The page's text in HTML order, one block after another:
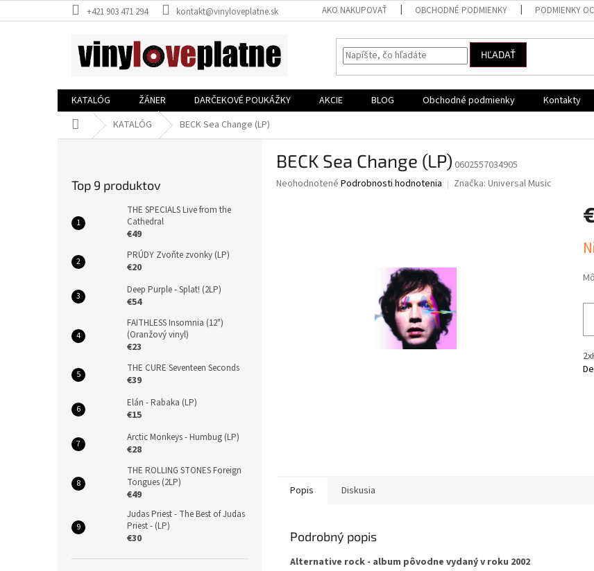
na
+421 903 471 294 kontakt@vinyloveplatne.sk AKO NAKUPOVAŤ OBCHODNÉ PODMIENKY PODMIENKY
HĽADAŤ
KATALÓG ŽÁNER DARČEKOVÉ POUKÁŽKY AKCIE BLOG Obchodné podmienky Kontakty
DomovKATALÓG BECK Sea Change (LP)
Top 9 produktov
THE SPECIALS Live from the
Cathedral
€49
PRÚDY Zvoňte zvonky (LP)
€20
Deep Purple - Splat! (2LP)
€54
FAITHLESS Insomnia (12")
(Oranžový vinyl)
€23
THE CURE Seventeen Seconds
€39
Elán - Rabaka (LP)
€15
Arctic Monkeys - Humbug (LP)
€28
THE ROLLING STONES Foreign
Tongues (2LP)
€49
Judas Priest - The Best of Judas
Priest - (LP)
€30
BECK Sea Change (LP) 0602557034905
Priemerné
Neohodnotené Podrobnosti hodnotenia Značka: Universal Music
Popis Diskusia
Podrobný popis
Alternative rock - album pôvodne vydaný v roku 2002